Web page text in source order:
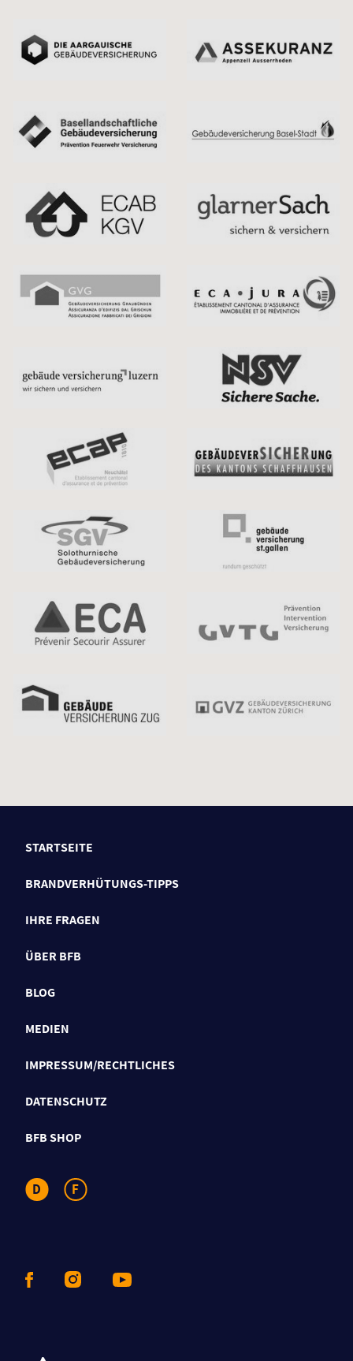
STARTSEITE
BRANDVERHÜTUNGS-TIPPS
IHRE FRAGEN
ÜBER BFB
BLOG
MEDIEN
IMPRESSUM/RECHTLICHES
DATENSCHUTZ
BFB SHOP
D F